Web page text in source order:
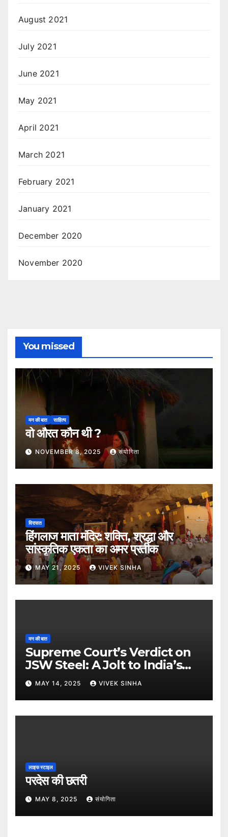
August 2021
July 2021
June 2021
May 2021
April 2021
March 2021
February 2021
January 2021
December 2020
November 2020
You missed
मन की बात साहित्य
वो औरत कौन थी ?
NOVEMBER 8, 2025 संयोगिता
विरासत
हिंगलाज माता मंदिर: शक्ति, श्रद्धा और
सांस्कृतिक एकता का अमर प्रतीक
MAY 21, 2025 VIVEK SINHA
मन की बात
Supreme Court’s Verdict on
JSW Steel: A Jolt to India’s
Insolvency Framework
MAY 14, 2025 VIVEK SINHA
लाइफ स्टाइल
परदेस की छतरी
MAY 8, 2025 संयोगिता